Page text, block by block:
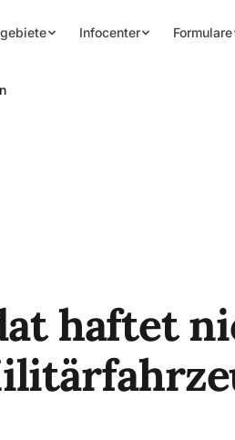
Infocenter Formulare
haftet